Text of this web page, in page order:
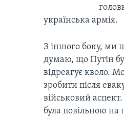
українська армія.
З іншого боку, ми
думаю, що Путін
відреагує кволо.
зробити після
військовий
була повільною на